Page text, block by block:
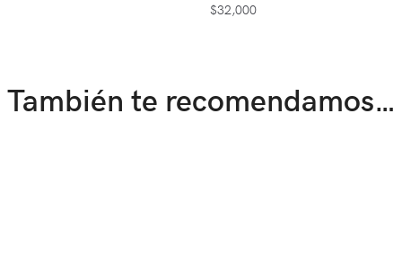
$32,000
También te recomendamos…